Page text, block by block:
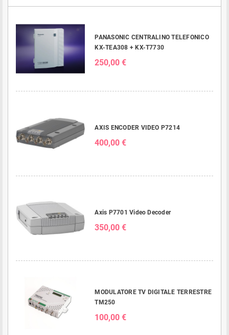
PANASONIC CENTRALINO TELEFONICO
KX-TEA308 + KX-T7730
250,00 €
AXIS ENCODER VIDEO P7214
400,00 €
Axis P7701 Video Decoder
350,00 €
MODULATORE TV DIGITALE TERRESTRE
TM250
100,00 €